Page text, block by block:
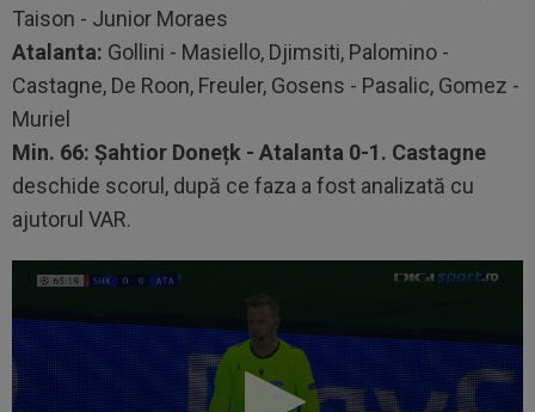
Taison - Junior Moraes
Atalanta: Gollini - Masiello, Djimsiti, Palomino -
Castagne, De Roon, Freuler, Gosens - Pasalic, Gomez -
Muriel
Min. 66: Șahtior Donețk - Atalanta 0-1. Castagne
deschide scorul, după ce faza a fost analizată cu
ajutorul VAR.